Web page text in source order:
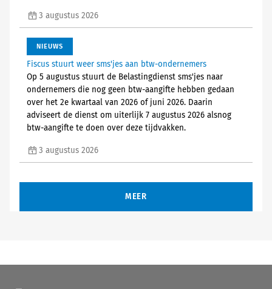
3 augustus 2026
NIEUWS
Fiscus stuurt weer sms'jes aan btw-ondernemers
Op 5 augustus stuurt de Belastingdienst sms'jes naar
ondernemers die nog geen btw-aangifte hebben gedaan
over het 2e kwartaal van 2026 of juni 2026. Daarin
adviseert de dienst om uiterlijk 7 augustus 2026 alsnog
btw-aangifte te doen over deze tijdvakken.
3 augustus 2026
MEER